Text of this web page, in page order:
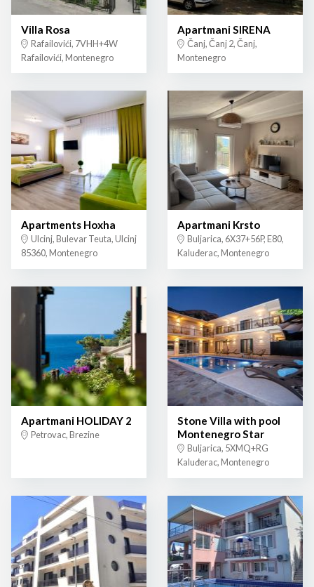
Villa Rosa
Rafailovići, 7VHH+4W
Rafailovići, Montenegro
Apartmani SIRENA
Čanj, Čanj 2, Čanj,
Montenegro
Apartments Hoxha
Ulcinj, Bulevar Teuta, Ulcinj
85360, Montenegro
Apartmani Krsto
Buljarica, 6X37+56P, E80,
Kaluđerac, Montenegro
Apartmani HOLIDAY 2
Petrovac, Brezine
Stone Villa with pool
Montenegro Star
Buljarica, 5XMQ+RG
Kaluđerac, Montenegro